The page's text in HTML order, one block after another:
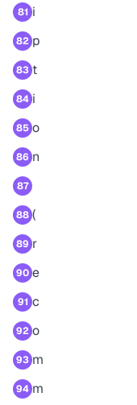
81 i
82 p
83 t
84 i
85 o
86 n
87
88 (
89 r
90 e
91 c
92 o
93 m
94 m